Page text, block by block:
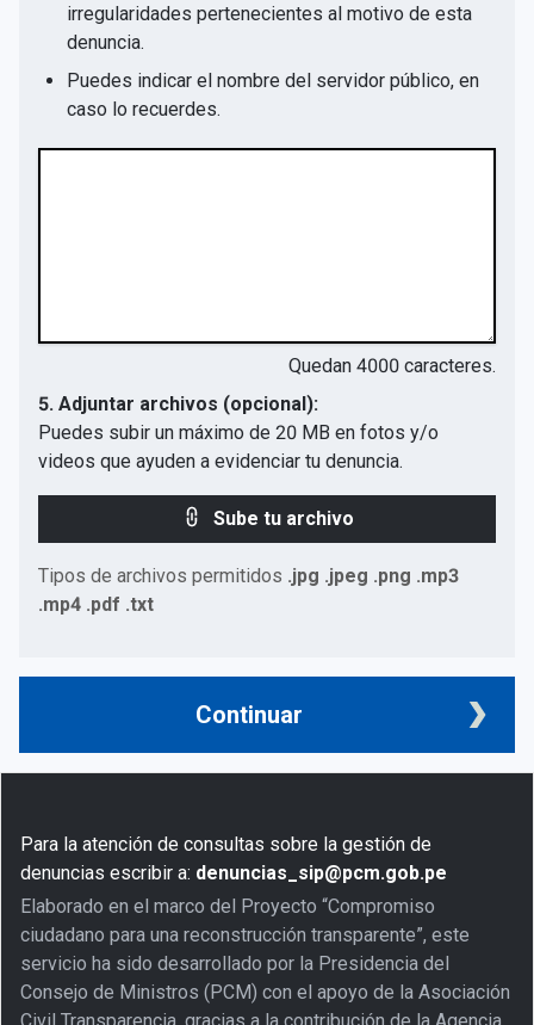
irregularidades pertenecientes al motivo de esta
denuncia.
Puedes indicar el nombre del servidor público, en
caso lo recuerdes.
Quedan 4000 caracteres.
5. Adjuntar archivos (opcional):
Puedes subir un máximo de 20 MB en fotos y/o
videos que ayuden a evidenciar tu denuncia.
Sube tu archivo
Tipos de archivos permitidos .jpg .jpeg .png .mp3
.mp4 .pdf .txt
Continuar
Para la atención de consultas sobre la gestión de
denuncias escribir a: denuncias_sip@pcm.gob.pe
Elaborado en el marco del Proyecto “Compromiso
ciudadano para una reconstrucción transparente”, este
servicio ha sido desarrollado por la Presidencia del
Consejo de Ministros (PCM) con el apoyo de la Asociación